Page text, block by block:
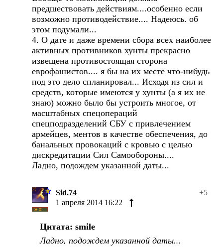
предшествовать действиям....особенно если
возможно противодействие.... Надеюсь. об
этом подумали...
4. О дате и даже времени сбора всех наиболее
активных противников хунты прекрасно
извещена противостоящая сторона
еврофашистов.... я бы на их месте что-нибудь
под это дело спланировал... Исходя из сил и
средств, которые имеются у хунты (а я их не
знаю) можно было бы устроить многое, от
масштабных спецопераций
спецподразделений СБУ с привлечением
армейцев, ментов в качестве обеспечения, до
банальных провокаций с кровью с целью
дискредитации Сил Самообороны....
Ладно, подождем указанной даты...
Sid.74
+5
1 апреля 2014 16:22
Цитата: smile
Ладно, подождем указанной даты...